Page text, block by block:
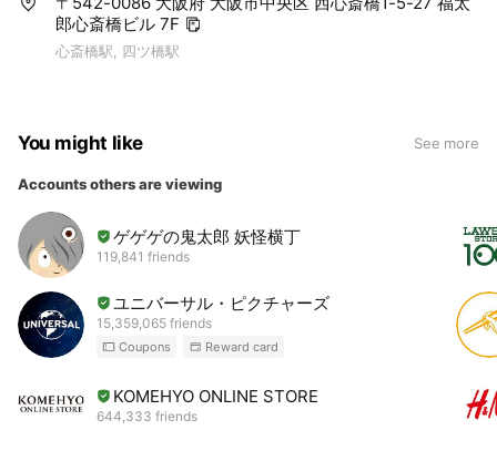
郎心斎橋ビル 7F
心斎橋駅, 四ツ橋駅
You might like See more
Accounts others are viewing
ゲゲゲの鬼太郎 妖怪横丁
119,841 friends
ユニバーサル・ピクチャーズ
15,359,065 friends
Coupons Reward card
KOMEHYO ONLINE STORE
644,333 friends